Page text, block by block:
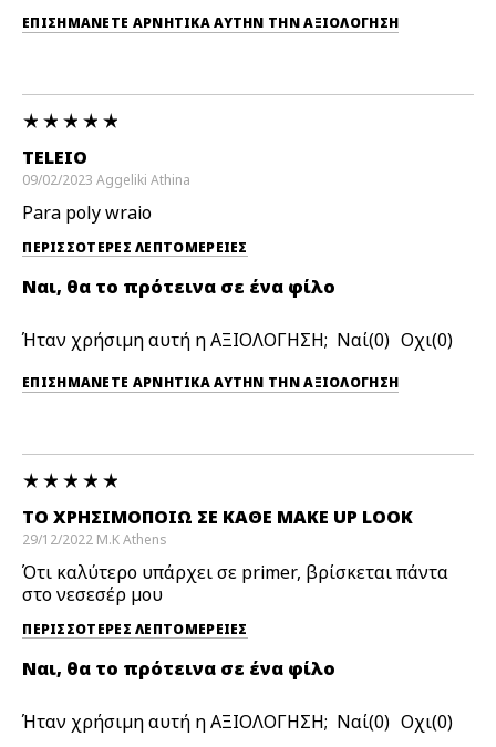
ΕΠΙΣΗΜΆΝΕΤΕ ΑΡΝΗΤΙΚΆ ΑΥΤΉΝ ΤΗΝ ΑΞΙΟΛΟΓΗΣΗ
TELEIO
09/02/2023 Aggeliki Athina
Para poly wraio
ΠΕΡΙΣΣΌΤΕΡΕΣ ΛΕΠΤΟΜΈΡΕΙΕΣ
Ναι, θα το πρότεινα σε ένα φίλο
Ήταν χρήσιμη αυτή η ΑΞΙΟΛΟΓΗΣΗ; 0 0
ΕΠΙΣΗΜΆΝΕΤΕ ΑΡΝΗΤΙΚΆ ΑΥΤΉΝ ΤΗΝ ΑΞΙΟΛΟΓΗΣΗ
ΤΟ ΧΡΗΣΙΜΟΠΟΙΏ ΣΕ ΚΆΘΕ MAKE UP LOOK
29/12/2022 M.KAthens
Ότι καλύτερο υπάρχει σε primer, βρίσκεται πάντα
στο νεσεσέρ μου
ΠΕΡΙΣΣΌΤΕΡΕΣ ΛΕΠΤΟΜΈΡΕΙΕΣ
Ναι, θα το πρότεινα σε ένα φίλο
Ήταν χρήσιμη αυτή η ΑΞΙΟΛΟΓΗΣΗ; 0 0